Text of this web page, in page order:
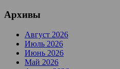
Архивы
Август 2026
Июль 2026
Июнь 2026
Май 2026